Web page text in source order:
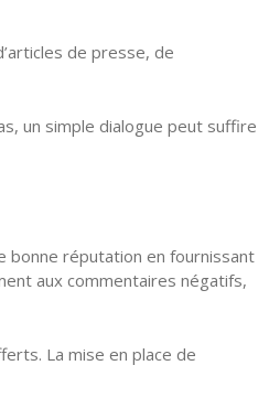
de presse, de
un simple dialogue peut suffire
bonne réputation en fournissant
aux commentaires négatifs,
La mise en place de